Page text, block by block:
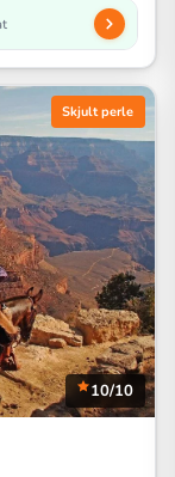
Skjult perle
10/10